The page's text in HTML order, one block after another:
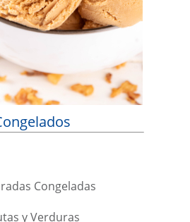
Congeladas
y Verduras